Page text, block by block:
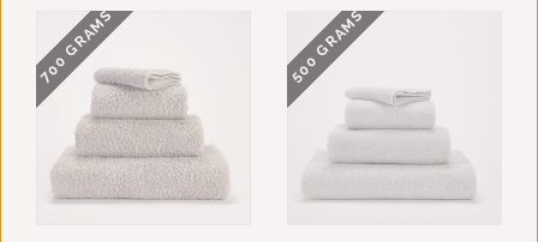
700 GRAMS 500 GRAMS